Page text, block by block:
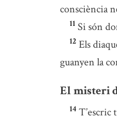
consciència
11 Si són
12 Els
guanyen la
El misteri
14 T’escric